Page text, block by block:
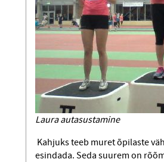
Laura autasustamine
Kahjuks teeb muret õpilaste
esindada. Seda suurem on